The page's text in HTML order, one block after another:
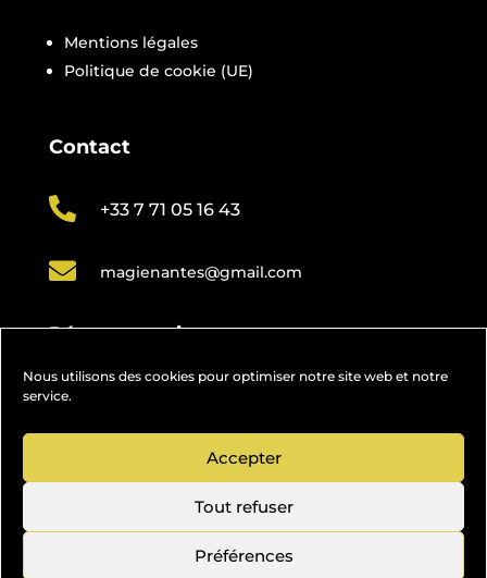
Nous utilisons des cookies pour optimiser notre site web et notre
service.
Accepter
Tout refuser
Préférences
Mentions légales
Politique de cookie (UE)
Contact
 +33 7 71 05 16 43
 magienantes@gmail.com
Réseaux sociaux
By Neocamino with ✓